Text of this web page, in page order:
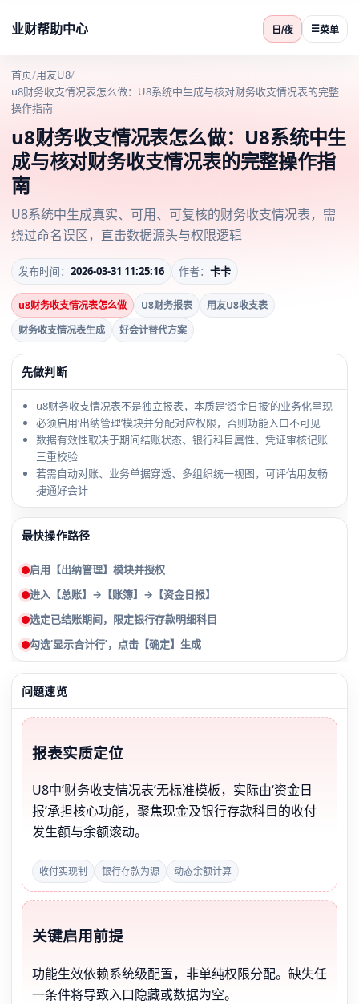
业财帮助中心 日/夜 ☰菜单
首页/用友U8/
u8财务收支情况表怎么做：U8系统中生成与核对财务收支情况表的完整
操作指南
u8财务收支情况表怎么做：U8系统中生
成与核对财务收支情况表的完整操作指
南
U8系统中生成真实、可用、可复核的财务收支情况表，需
绕过命名误区，直击数据源头与权限逻辑
发布时间： 2026-03-31 11:25:16 作者： 卡卡
u8财务收支情况表怎么做 U8财务报表
用友U8收支表
财务收支情况表生成
好会计替代方案
先做判断
u8财务收支情况表不是独立报表，本质是‘资金日报’的业务化呈现
必须启用‘出纳管理’模块并分配对应权限，否则功能入口不可见
数据有效性取决于期间结账状态、银行科目属性、凭证审核记账
三重校验
若需自动对账、业务单据穿透、多组织统一视图，可评估用友畅
捷通好会计
最快操作路径
启用【出纳管理】模块并授权
进入【总账】→【账簿】→【资金日报】
选定已结账期间，限定银行存款明细科目
勾选‘显示合计行’，点击【确定】生成
问题速览
报表实质定位
U8中‘财务收支情况表’无标准模板，实际由‘资金日
报’承担核心功能，聚焦现金及银行存款科目的收付
发生额与余额滚动。
收付实现制 银行存款为源 动态余额计算
关键启用前提
功能生效依赖系统级配置，非单纯权限分配。缺失任
一条件将导致入口隐藏或数据为空。